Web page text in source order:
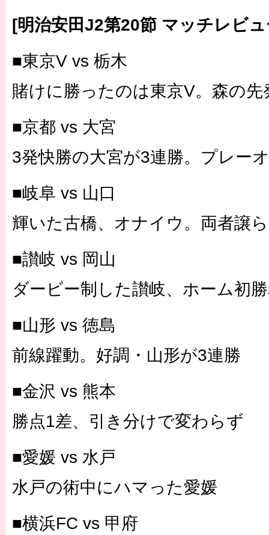
[明治安田J2第20節 マッチレビ
■東京V vs 栃木
賭けに勝ったのは東京V。森の先
■京都 vs 大宮
3発快勝の大宮が3連勝。プレー
■岐阜 vs 山口
輝いた古橋、オナイウ。両者譲
■讃岐 vs 岡山
ダービー制した讃岐、ホーム初
■山形 vs 徳島
前線躍動。好調・山形が3連勝
■金沢 vs 熊本
勝点1差、引き分けで変わらず
■愛媛 vs 水戸
水戸の術中にハマった愛媛
■横浜FC vs 甲府